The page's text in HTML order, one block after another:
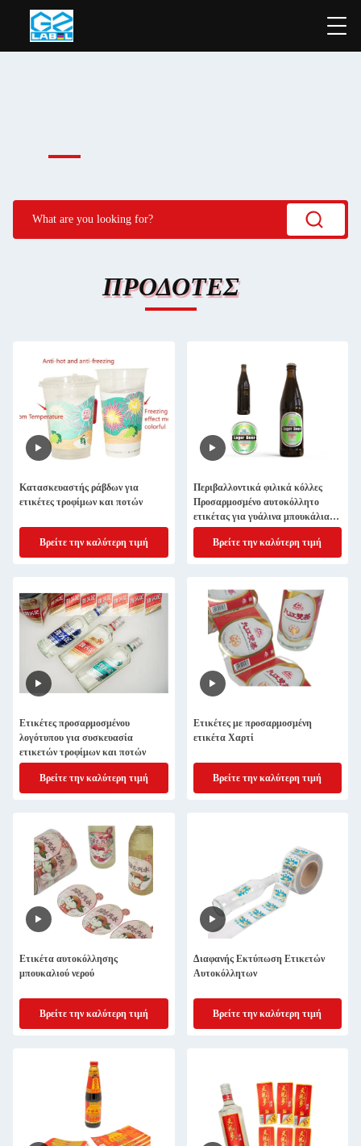
ΠΡΟΔΟΤΕΣ
Κατασκευαστής ράβδων για
ετικέτες τροφίμων και ποτών
Βρείτε την καλύτερη τιμή
Περιβαλλοντικά φιλικά κόλλες
Προσαρμοσμένο αυτοκόλλητο
ετικέτας για γυάλινα μπουκάλια
και κονσέρβες κατασκευαστής
αυτοκόλλητου ετικέτας
Βρείτε την καλύτερη τιμή
Ετικέτες προσαρμοσμένου
λογότυπου για συσκευασία
ετικετών τροφίμων και ποτών
Βρείτε την καλύτερη τιμή
Ετικέτες με προσαρμοσμένη
ετικέτα Χαρτί
Βρείτε την καλύτερη τιμή
Ετικέτα αυτοκόλλησης
μπουκαλιού νερού
Βρείτε την καλύτερη τιμή
Διαφανής Εκτύπωση Ετικετών
Αυτοκόλλητων
Βρείτε την καλύτερη τιμή